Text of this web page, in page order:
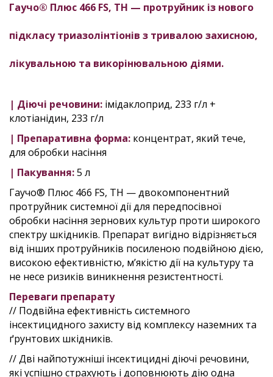
Гаучо® Плюс 466 FS, ТН — протруйник із нового
підкласу триазолінтіонів з тривалою захисною,
лікувальною та викорінювальною діями.
| Діючі речовини: імідаклоприд, 233 г/л +
клотіанідин, 233 г/л
| Препаративна форма: концентрат, який тече,
для обробки насіння
| Пакування:5 л
Гаучо® Плюс 466 FS, ТН — двокомпонентний
протруйник системної дії для передпосівної
обробки насіння зернових культур проти широкого
спектру шкідників. Препарат вигідно відрізняється
від інших протруйників посиленою подвійною дією,
високою ефективністю, м’якістю дії на культуру та
не несе ризиків виникнення резистентності.
Переваги препарату
// Подвійна ефективність системного
інсектицидного захисту від комплексу наземних та
ґрунтових шкідників.
// Дві найпотужніші інсектицидні діючі речовини,
які успішно страхують і доповнюють дію одна